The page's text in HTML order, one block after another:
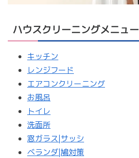
ハウスクリーニングメニュー
キッチン
レンジフード
エアコンクリーニング
お風呂
トイレ
洗面所
窓ガラス|サッシ
ベランダ|鳩対策